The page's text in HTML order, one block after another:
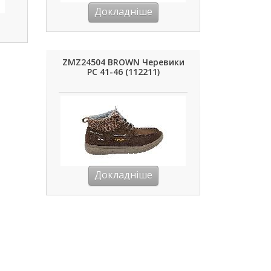
Докладніше
ZMZ24504 BROWN Черевики
РС 41-46 (112211)
Докладніше